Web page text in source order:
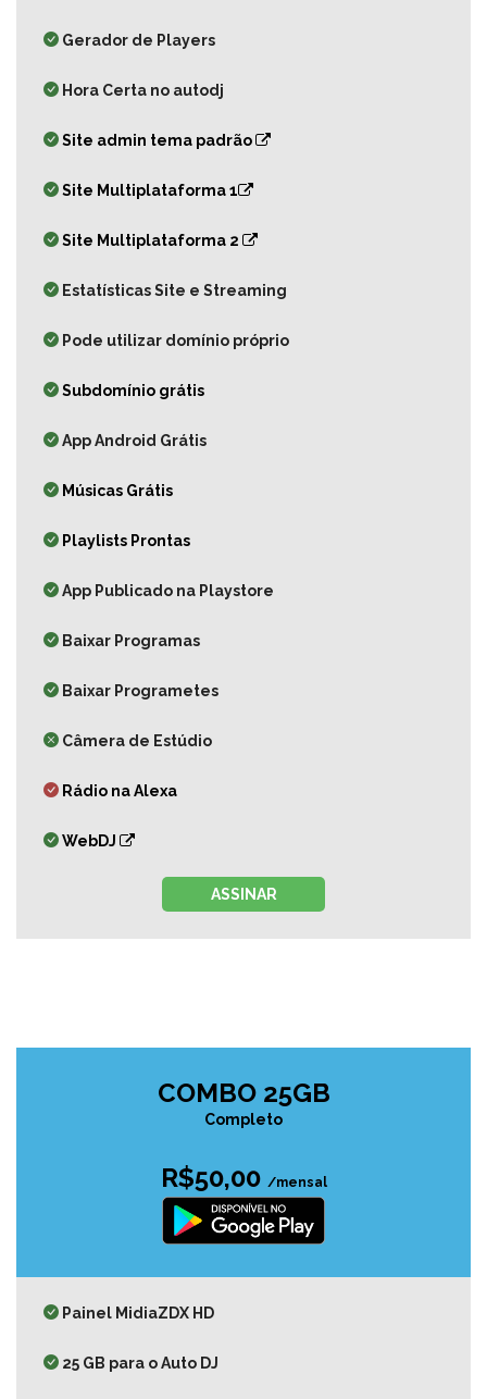
Gerador de Players
Hora Certa no autodj
Site admin tema padrão
Site Multiplataforma 1
Site Multiplataforma 2
Estatísticas Site e Streaming
Pode utilizar domínio próprio
Subdomínio grátis
App Android Grátis
Músicas Grátis
Playlists Prontas
App Publicado na Playstore
Baixar Programas
Baixar Programetes
Câmera de Estúdio
Rádio na Alexa
WebDJ
ASSINAR
COMBO 25GB
Completo
R$50,00 /mensal
Painel MidiaZDX HD
25 GB para o Auto DJ